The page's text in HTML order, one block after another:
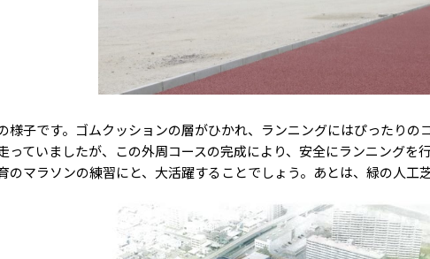
様子です。ゴムクッションの層がひかれ、ランニングにはぴったりの
っていましたが、この外周コースの完成により、安全にランニングを
のマラソンの練習にと、大活躍することでしょう。あとは、緑の人工